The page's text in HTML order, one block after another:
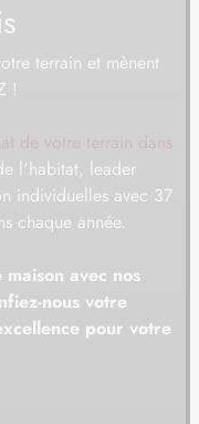
10/16
11 16
terrain et mènent
!
de votre terrain dans
l'habitat, leader
individuelles avec 37
chaque année.
avec nos
nous votre
pour votre